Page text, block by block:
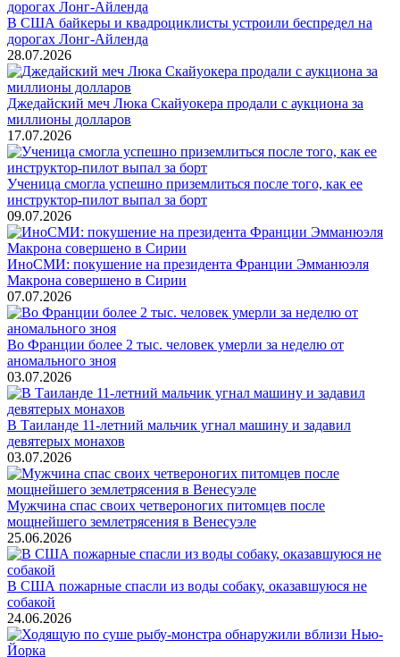
В США байкеры и квадроциклисты устроили беспредел на
дорогах Лонг-Айленда
28.07.2026
Джедайский меч Люка Скайуокера продали с аукциона за
миллионы долларов
17.07.2026
Ученица смогла успешно приземлиться после того, как ее
инструктор-пилот выпал за борт
09.07.2026
ИноСМИ: покушение на президента Франции Эмманюэля
Макрона совершено в Сирии
07.07.2026
Во Франции более 2 тыс. человек умерли за неделю от
аномального зноя
03.07.2026
В Таиланде 11-летний мальчик угнал машину и задавил
девятерых монахов
03.07.2026
Мужчина спас своих четвероногих питомцев после
мощнейшего землетрясения в Венесуэле
25.06.2026
В США пожарные спасли из воды собаку, оказавшуюся не
собакой
24.06.2026